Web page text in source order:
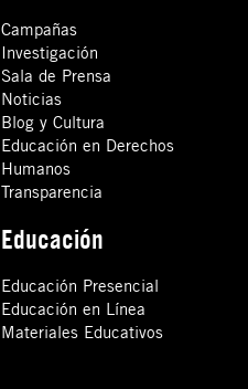
Campañas
Investigación
Sala de Prensa
Noticias
Blog y Cultura
Educación en Derechos
Humanos
Transparencia
Educación
Educación Presencial
Educación en Línea
Materiales Educativos